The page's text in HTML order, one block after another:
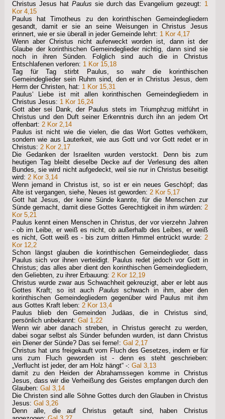
Christus Jesus hat Paulus sie durch das Evangelium gezeugt: 1
Kor 4,15
Paulus hat Timotheus zu den korinthischen Gemeindegliedern
gesandt, damit er sie an seine Weisungen in Christus Jesus
erinnert, wie er sie überall in jeder Gemeinde lehrt: 1 Kor 4,17
Wenn aber Christus nicht auferweckt worden ist, dann ist der
Glaube der korinthischen Gemeindeglieder nichtig, dann sind sie
noch in ihren Sünden. Folglich sind auch die in Christus
Entschlafenen verloren: 1 Kor 15,18
Tag für Tag stirbt Paulus, so wahr die korinthischen
Gemeindeglieder sein Ruhm sind, den er in Christus Jesus, dem
Herrn der Christen, hat: 1 Kor 15,31
Paulus‘ Liebe ist mit allen korinthischen Gemeindegliedern in
Christus Jesus: 1 Kor 16,24
Gott aber sei Dank, der Paulus stets im Triumphzug mitführt in
Christus und den Duft seiner Erkenntnis durch ihn an jedem Ort
offenbart: 2 Kor 2,14
Paulus ist nicht wie die vielen, die das Wort Gottes verhökern,
sondern wie aus Lauterkeit, wie aus Gott und vor Gott redet er in
Christus: 2 Kor 2,17
Die Gedanken der Israeliten wurden verstockt. Denn bis zum
heutigen Tag bleibt dieselbe Decke auf der Verlesung des alten
Bundes, sie wird nicht aufgedeckt, weil sie nur in Christus beseitigt
wird: 2 Kor 3,14
Wenn jemand in Christus ist, so ist er ein neues Geschöpf; das
Alte ist vergangen, siehe, Neues ist geworden: 2 Kor 5,17
Gott hat Jesus, der keine Sünde kannte, für die Menschen zur
Sünde gemacht, damit diese Gottes Gerechtigkeit in ihm würden: 2
Kor 5,21
Paulus kennt einen Menschen in Christus, der vor vierzehn Jahren
- ob im Leibe, er weiß es nicht, ob außerhalb des Leibes, er weiß
es nicht, Gott weiß es - bis zum dritten Himmel entrückt wurde: 2
Kor 12,2
Schon längst glauben die korinthischen Gemeindeglieder, dass
Paulus sich vor ihnen verteidigt. Paulus redet jedoch vor Gott in
Christus; das alles aber dient den korinthischen Gemeindegliedern,
den Geliebten, zu ihrer Erbauung: 2 Kor 12,19
Christus wurde zwar aus Schwachheit gekreuzigt, aber er lebt aus
Gottes Kraft; so ist auch Paulus schwach in ihm, aber den
korinthischen Gemeindegliedern gegenüber wird Paulus mit ihm
aus Gottes Kraft leben: 2 Kor 13,4
Paulus blieb den Gemeinden Judäas, die in Christus sind,
persönlich unbekannt: Gal 1,22
Wenn wir aber danach streben, in Christus gerecht zu werden,
dabei sogar selbst als Sünder befunden wurden, ist dann Christus
ein Diener der Sünde? Das sei ferne!: Gal 2,17
Christus hat uns freigekauft vom Fluch des Gesetzes, indem er für
uns zum Fluch geworden ist - denn es steht geschrieben:
„Verflucht ist jeder, der am Holz hängt“ -: Gal 3,13
damit zu den Heiden der Abrahamssegen komme in Christus
Jesus, dass wir die Verheißung des Geistes empfangen durch den
Glauben: Gal 3,14
Die Christen sind alle Söhne Gottes durch den Glauben in Christus
Jesus: Gal 3,26
Denn alle, die auf Christus getauft sind, haben Christus